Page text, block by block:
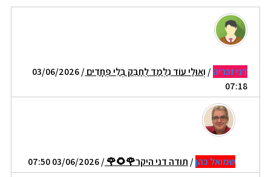
דני זכריה/ וְאוּלַי עוֹד נִלְמַד לְחַבֵּק בְּלִי פְּחָדִים
/ 03/06/2026
07:18
שמואל כהן/ תודה דני היקר🌹🌻🌹/ 03/06/2026 07:50